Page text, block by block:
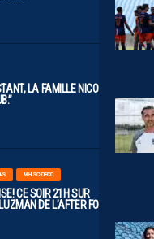
LA FAMILLE NICOLLIN A
MHSC-DFCO
CE SOIR 21H SUR
DE L’AFTER FOOT.